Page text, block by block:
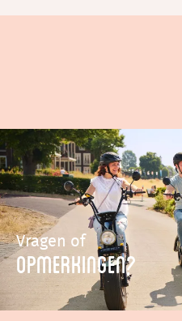
Vragen of
Opmerkingen?